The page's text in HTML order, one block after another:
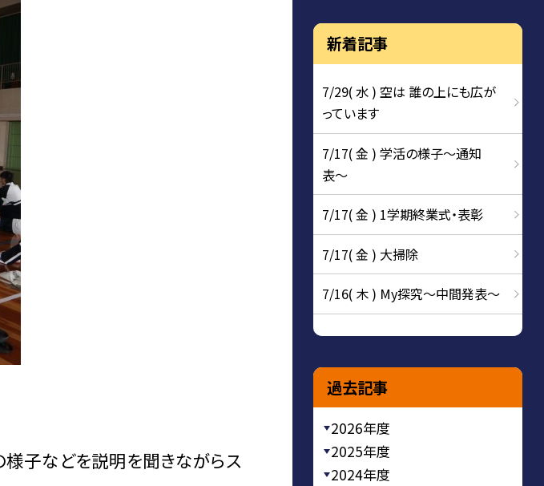
子などを説明を聞きながらス
新着記事
7/29( 水 ) 空は 誰の上にも広が
っています
7/17( 金 ) 学活の様子〜通知
表〜
7/17( 金 ) 1学期終業式・表彰
7/17( 金 ) 大掃除
7/16( 木 ) My探究～中間発表～
過去記事
2026年度
2025年度
2024年度